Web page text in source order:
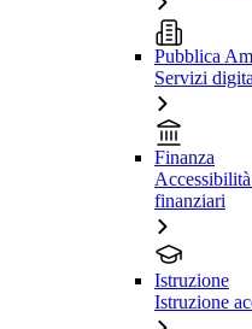
Pubblica
Servizi
Finanza
finanziari
Istruzione
Istruzione